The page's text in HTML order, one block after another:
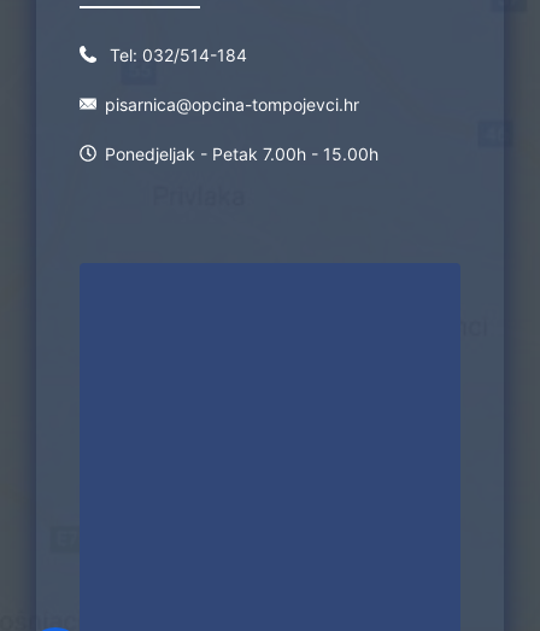
Tel: 032/514-184
pisarnica@opcina-tompojevci.hr
Ponedjeljak - Petak 7.00h - 15.00h